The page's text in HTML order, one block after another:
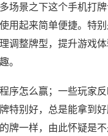
场景之下这个手机打
用起来简单便捷。特
调整牌型，提升游戏
。
序怎么赢；一些玩家
特别好，总是能拿到
牌一样，由此怀疑是